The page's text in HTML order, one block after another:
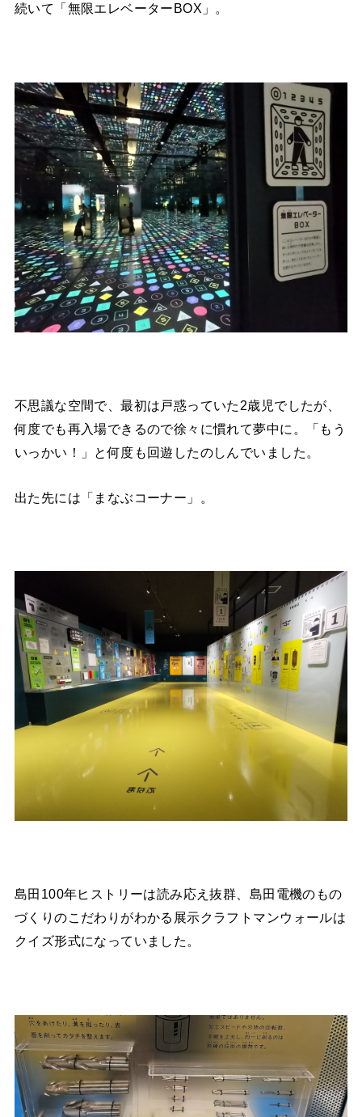
続いて「無限エレベーターBOX」。
不思議な空間で、最初は戸惑っていた2歳児でしたが、
何度でも再入場できるので徐々に慣れて夢中に。「もう
いっかい！」と何度も回遊したのしんでいました。
出た先には「まなぶコーナー」。
島田100年ヒストリーは読み応え抜群、島田電機のもの
づくりのこだわりがわかる展示クラフトマンウォールは
クイズ形式になっていました。